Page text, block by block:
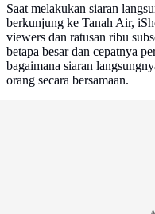
Saat melakukan siaran
berkunjung ke Tanah Air,
viewers dan ratusan ribu
betapa besar dan cepatnya
bagaimana siaran
orang secara bersamaan.